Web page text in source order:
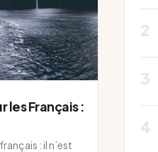
les Français :
: il n’est
2
3
4